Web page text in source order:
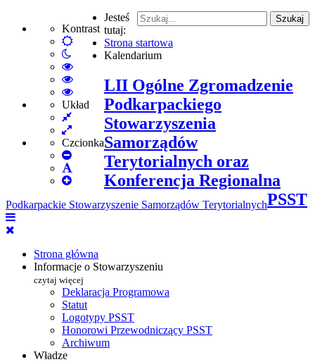
Kontrast
Default
mode
Włącz
tryb
nocny
High
Contrast
Black
White
High
Contrast
Black
High
Contrast
mode
Układ
Fixed
layout
Wide
layout
Czcionka
Set
Smaller
Font
Set
Font
Szukaj
Podkarpackie Stowarzyszenie Samorządów Terytorialnych
Strona główna
Informacje o Stowarzyszeniu
czytaj więcej
Deklaracja Programowa
Statut
Logotypy PSST
Honorowi Przewodniczący PSST
Archiwum
Władze
Jesteś
tutaj:
Strona startowa
Kalendarium
LII Ogólne Zgromadzenie
Podkarpackiego
Stowarzyszenia
Samorządów
Terytorialnych oraz
Konferencja Regionalna
PSST